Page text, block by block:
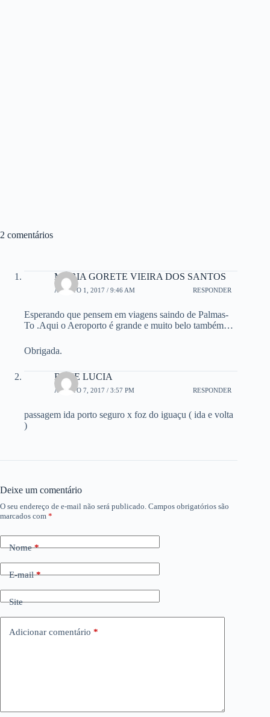
2 comentários
MARIA GORETE VIEIRA DOS SANTOS
AGOSTO 1, 2017 / 9:46 AM RESPONDER
Esperando que pensem em viagens saindo de Palmas-
To .Aqui o Aeroporto é grande e muito belo também…
Obrigada.
RENE LUCIA
AGOSTO 7, 2017 / 3:57 PM RESPONDER
passagem ida porto seguro x foz do iguaçu ( ida e volta
)
Deixe um comentário
O seu endereço de e-mail não será publicado. Campos obrigatórios são
marcados com *
Nome*
E-mail*
Site
Adicionar comentário *